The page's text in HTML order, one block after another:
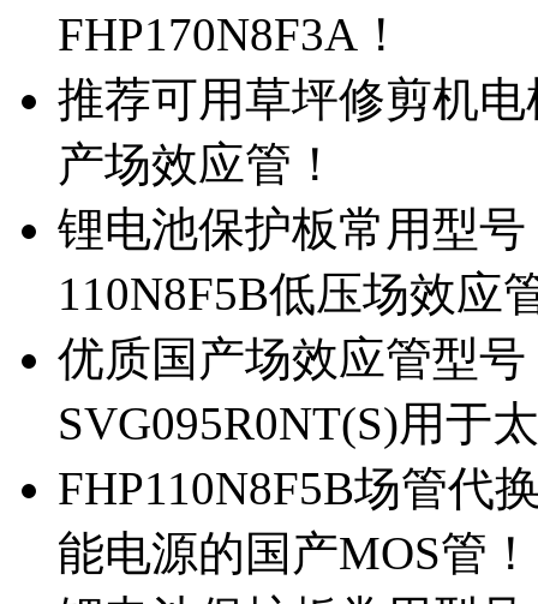
FHP170N8F3A！
推荐可用草坪修剪机电
产场效应管！
锂电池保护板常用型号
110N8F5B低压场效应
优质国产场效应管型
SVG095R0NT(S)用于
FHP110N8F5B场管代
能电源的国产MOS管！